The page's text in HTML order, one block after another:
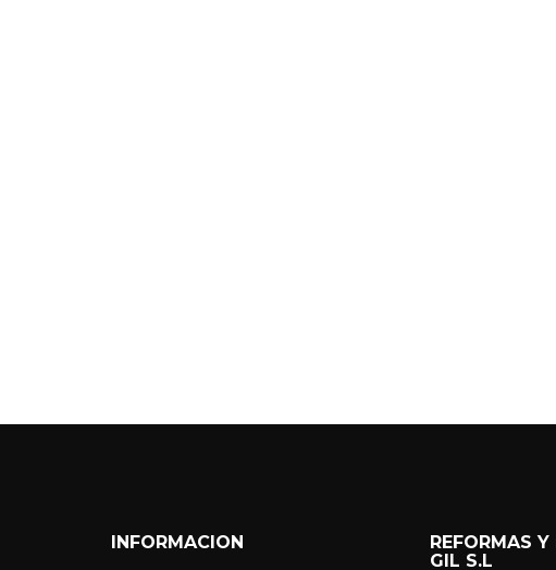
INFORMACION
REFORMAS
GIL S.L